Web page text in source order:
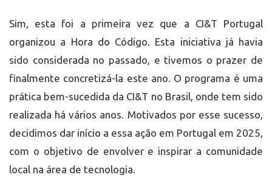
Sim, esta foi a primeira vez que a CI&T Portugal
organizou a Hora do Código. Esta iniciativa já havia
sido considerada no passado, e tivemos o prazer de
finalmente concretizá-la este ano. O programa é uma
prática bem-sucedida da CI&T no Brasil, onde tem sido
realizada há vários anos. Motivados por esse sucesso,
decidimos dar início a essa ação em Portugal em 2025,
com o objetivo de envolver e inspirar a comunidade
local na área de tecnologia.